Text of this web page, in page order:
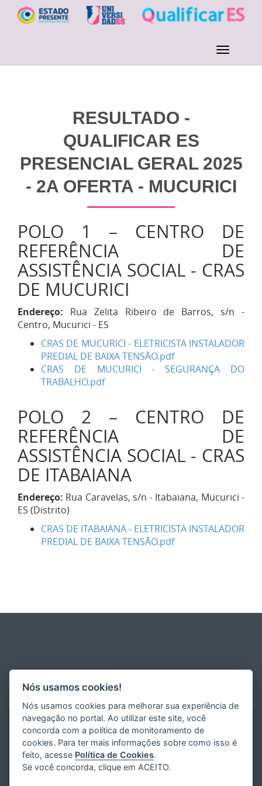
RESULTADO -
QUALIFICAR ES
PRESENCIAL GERAL 2025
- 2A OFERTA - MUCURICI
POLO 1 – CENTRO DE
REFERÊNCIA DE
ASSISTÊNCIA SOCIAL - CRAS
DE MUCURICI
Endereço:
Rua Zelita Ribeiro de Barros, s/n -
Centro, Mucurici - ES
CRAS DE MUCURICI - ELETRICISTA INSTALADOR
PREDIAL DE BAIXA TENSÃO.pdf
CRAS DE MUCURICI - SEGURANÇA DO
TRABALHO.pdf
POLO 2 – CENTRO DE
REFERÊNCIA DE
ASSISTÊNCIA SOCIAL - CRAS
DE ITABAIANA
Endereço: Rua Caravelas, s/n - Itabaiana, Mucurici -
ES (Distrito)
CRAS DE ITABAIANA - ELETRICISTA INSTALADOR
PREDIAL DE BAIXA TENSÃO.pdf
Nós usamos cookies!
Nós usamos cookies para melhorar sua experiência de
navegação no portal. Ao utilizar este site, você
concorda com a política de monitoramento de
cookies. Para ter mais informações sobre como isso é
feito, acesse Política de Cookies.
Se você concorda, clique em ACEITO.